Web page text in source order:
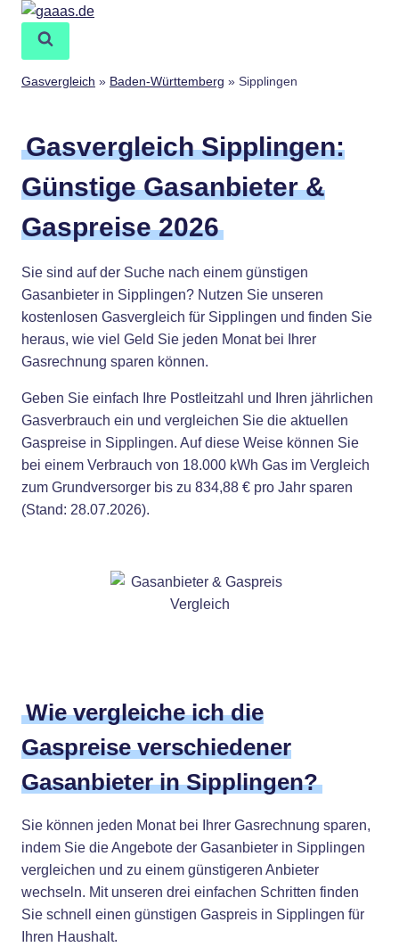
Zum
springen
Gasvergleich » Baden-Württemberg » Sipplingen
Gasvergleich Sipplingen:
Günstige Gasanbieter &
Gaspreise 2026
Sie sind auf der Suche nach einem günstigen
Gasanbieter in Sipplingen? Nutzen Sie unseren
kostenlosen Gasvergleich für Sipplingen und finden Sie
heraus, wie viel Geld Sie jeden Monat bei Ihrer
Gasrechnung sparen können.
Geben Sie einfach Ihre Postleitzahl und Ihren jährlichen
Gasverbrauch ein und vergleichen Sie die aktuellen
Gaspreise in Sipplingen. Auf diese Weise können Sie
bei einem Verbrauch von 18.000 kWh Gas im Vergleich
zum Grundversorger bis zu 834,88 € pro Jahr sparen
(Stand: 28.07.2026).
Wie vergleiche ich die
Gaspreise verschiedener
Gasanbieter in Sipplingen?
Sie können jeden Monat bei Ihrer Gasrechnung sparen,
indem Sie die Angebote der Gasanbieter in Sipplingen
vergleichen und zu einem günstigeren Anbieter
wechseln. Mit unseren drei einfachen Schritten finden
Sie schnell einen günstigen Gaspreis in Sipplingen für
Ihren Haushalt.